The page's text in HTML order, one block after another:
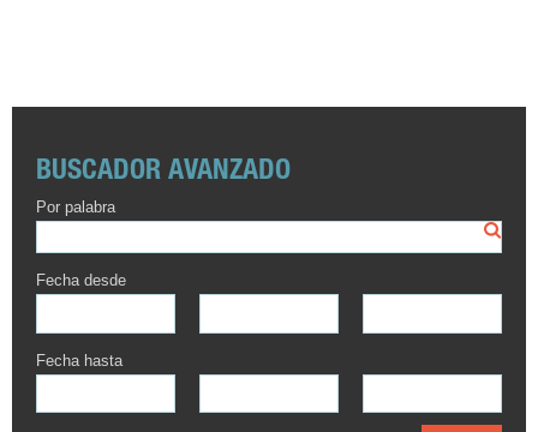
BUSCADOR AVANZADO
Por palabra
Fecha desde
Fecha hasta